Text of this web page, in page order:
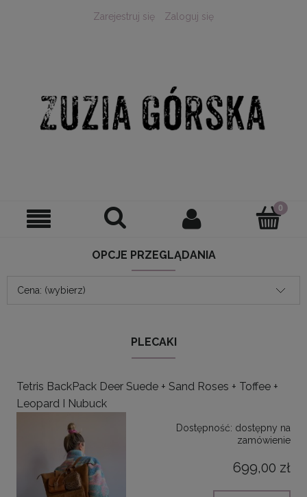
Zarejestruj się Zaloguj się
OPCJE PRZEGLĄDANIA
Cena: (wybierz)
PLECAKI
Tetris BackPack Deer Suede + Sand Roses + Toffee +
Leopard I Nubuck
Dostępność: dostępny na
zamówienie
699,00 zł